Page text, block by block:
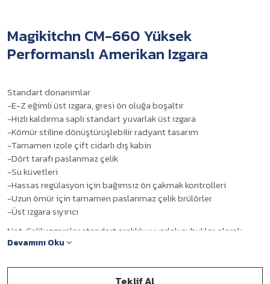
Magikitchn CM-660 Yüksek
Performanslı Amerikan Izgara
Standart donanımlar
-E-Z eğimli üst ızgara, gresi ön oluğa boşaltır
-Hızlı kaldırma saplı standart yuvarlak üst ızgara
-Kömür stiline dönüştürüşlebilir radyant tasarım
-Tamamen izole çift cidarlı dış kabin
-Dört tarafı paslanmaz çelik
-Su küvetleri
-Hassas regülasyon için bağımsız ön çakmak kontrolleri
-Uzun ömür için tamamen paslanmaz çelik brülörler
-Üst ızgara sıyırıcı
Not: Çelik ızgaralar standart aralıklı yuvarlak çubuklar olarak
standarttır.
Devamını Oku
Teklif Al